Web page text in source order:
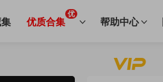
优质合集
优
帮助中心